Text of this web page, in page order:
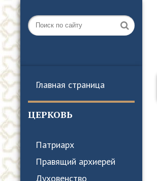
Главная страница
ЦЕРКОВЬ
Патриарх
Правящий архиерей
Духовенство